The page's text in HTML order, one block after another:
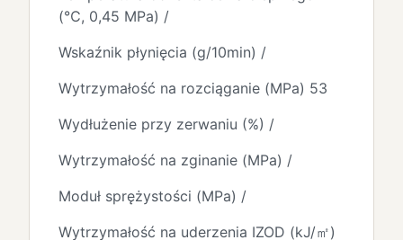
(℃, 0,45 MPa) /
Wskaźnik płynięcia (g/10min) /
Wytrzymałość na rozciąganie (MPa) 53
Wydłużenie przy zerwaniu (%) /
Wytrzymałość na zginanie (MPa) /
Moduł sprężystości (MPa) /
Wytrzymałość na uderzenia IZOD (kJ/㎡)